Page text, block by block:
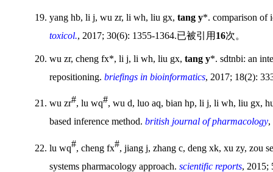
19. yang hb, li j, wu zr, li wh, liu gx, tang y*. comparison of
toxicol., 2017; 30(6): 1355-1364.已被引用 16次。
20. wu zr, cheng fx*, li j, li wh, liu gx, tang y*. sdtnbi: an
repositioning. briefings in bioinformatics, 2017; 18(2):
21. wu zr#, lu wq#, wu d, luo aq, bian hp, li j, li wh, liu gx,
based inference method. british journal of pharmacology,
22. lu wq#, cheng fx#, jiang j, zhang c, deng xk, xu zy, zou
systems pharmacology approach. scientific reports, 2015;